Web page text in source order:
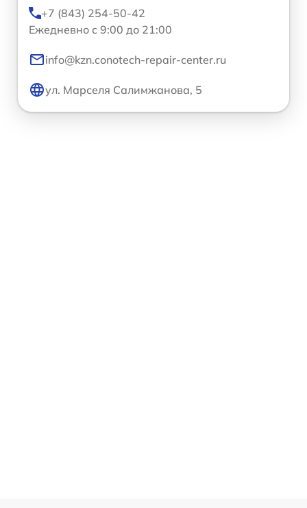
+7 (843) 254-50-42
Ежедневно с 9:00 до 21:00
info@kzn.conotech-repair-center.ru
ул. Марселя Салимжанова, 5